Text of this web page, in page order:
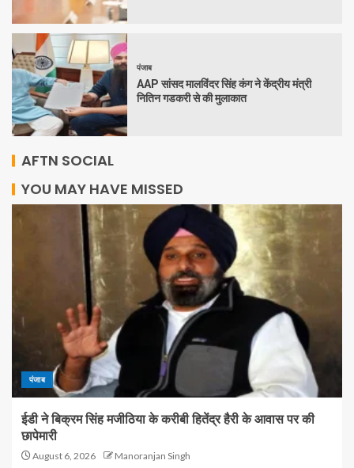
पंजाब
AAP सांसद मालविंदर सिंह कंग ने केंद्रीय मंत्री
नितिन गडकरी से की मुलाकात
AFTN SOCIAL
YOU MAY HAVE MISSED
पंजाब
ईडी ने बिक्रम सिंह मजीठिया के करीबी हितेंद्र हैरी के आवास पर की
छापेमारी
August 6, 2026 Manoranjan Singh